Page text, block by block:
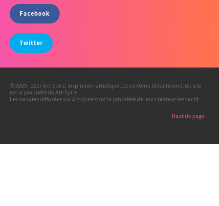
Facebook
Twitter
© 2009 - 2017 Art-Spire, Inspiration artistique. Le contenu rédactionnel du site
est la propriété de Art-Spire.
Les oeuvres diffusées sur Art-Spire sont la propriété de leur créateur respectif.
Haut de page